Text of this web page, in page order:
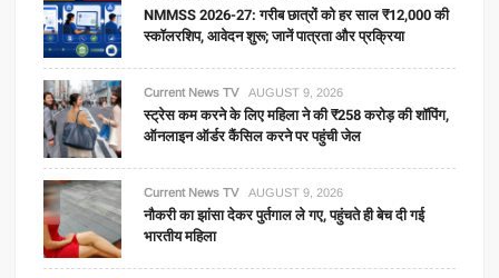
NMMSS 2026-27: गरीब छात्रों को हर साल ₹12,000 की
स्कॉलरशिप, आवेदन शुरू; जानें पात्रता और प्रक्रिया
Current News TV AUGUST 9, 2026
स्ट्रेस कम करने के लिए महिला ने की ₹258 करोड़ की शॉपिंग,
ऑनलाइन ऑर्डर कैंसिल करने पर पहुंची जेल
Current News TV AUGUST 9, 2026
नौकरी का झांसा देकर पुर्तगाल ले गए, पहुंचते ही बेच दी गई
भारतीय महिला